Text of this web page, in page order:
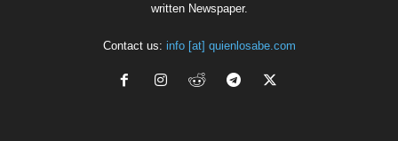
written Newspaper.
Contact us: info [at] quienlosabe.com